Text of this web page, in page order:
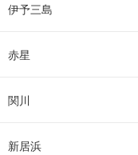
伊予三島
赤星
関川
新居浜